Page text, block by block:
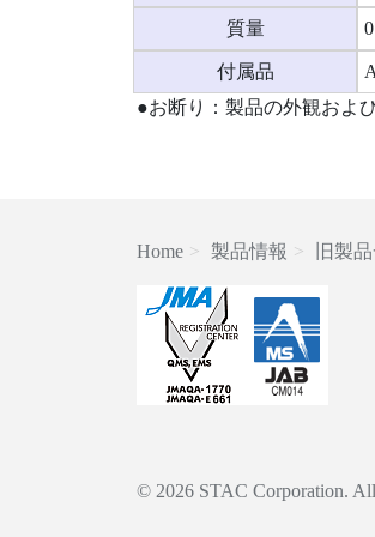
質量
付属品
●お断り：製品の外観およ
Home 製品情報 旧製
© 2026 STAC Corporation.